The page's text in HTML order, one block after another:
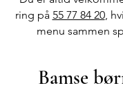
ring på 55 77 84 20,
menu sammen
Bamse